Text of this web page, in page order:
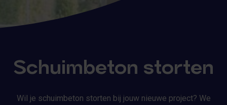
Schuimbeton storten
Wil je schuimbeton storten bij jouw nieuwe project? We